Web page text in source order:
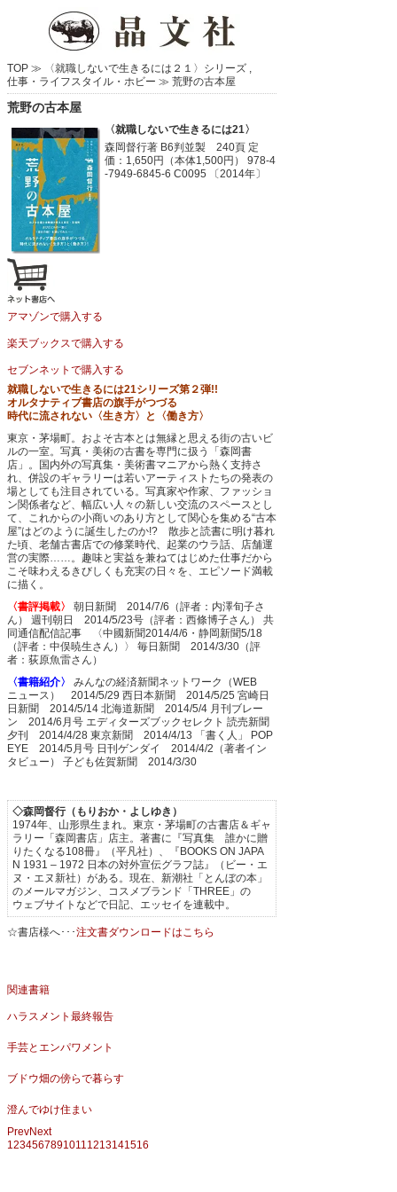
TOP ≫ 〈就職しないで生きるには２１〉シリーズ ,
仕事・ライフスタイル・ホビー ≫ 荒野の古本屋
荒野の古本屋
〈就職しないで生きるには21〉
森岡督行著 B6判並製 240頁 定
価：1,650円（本体1,500円）
978-4
-7949-6845-6 C0095 〔2014年〕
アマゾンで購入する
楽天ブックスで購入する
セブンネットで購入する
就職しないで生きるには21シリーズ第２弾!!
オルタナティブ書店の旗手がつづる
時代に流されない〈生き方〉と〈働き方〉
東京・茅場町。およそ古本とは無縁と思える街の古いビ
ルの一室。写真・美術の古書を専門に扱う「森岡書
店」。国内外の写真集・美術書マニアから熱く支持さ
れ、併設のギャラリーは若いアーティストたちの発表の
場としても注目されている。写真家や作家、ファッショ
ン関係者など、幅広い人々の新しい交流のスペースとし
て、これからの小商いのあり方として関心を集める“古本
屋”はどのように誕生したのか!? 散歩と読書に明け暮れ
た頃、老舗古書店での修業時代、起業のウラ話、店舗運
営の実際……。趣味と実益を兼ねてはじめた仕事だから
こそ味わえるきびしくも充実の日々を、エピソード満載
に描く。
〈書評掲載〉
朝日新聞 2014/7/6（評者：内澤旬子さ
ん）
週刊朝日 2014/5/23号（評者：西條博子さん）
共
同通信配信記事 〈中國新聞2014/4/6・静岡新聞5/18
（評者：中俣暁生さん）〉
毎日新聞 2014/3/30（評
者：荻原魚雷さん）
〈書籍紹介〉
みんなの経済新聞ネットワーク（WEB
ニュース） 2014/5/29 西日本新聞 2014/5/25 宮崎日
日新聞 2014/5/14 北海道新聞 2014/5/4 月刊ブレー
ン 2014/6月号 エディターズブックセレクト 読売新聞
夕刊 2014/4/28 東京新聞 2014/4/13 「書く人」
POP
EYE 2014/5月号 日刊ゲンダイ 2014/4/2（著者イン
タビュー）
子ども佐賀新聞 2014/3/30
◇森岡督行（もりおか・よしゆき）
1974年、山形県生まれ。東京・茅場町の古書店＆ギャ
ラリー「森岡書店」店主。著書に『写真集 誰かに贈
りたくなる108冊』（平凡社）、『BOOKS ON JAPA
N 1931 – 1972 日本の対外宣伝グラフ誌』（ビー・エ
ヌ・エヌ新社）がある。現在、新潮社「とんぼの本」
のメールマガジン、コスメブランド「THREE」の
ウェブサイトなどで日記、エッセイを連載中。
☆書店様へ･･･注文書ダウンロードはこちら
関連書籍
ハラスメント最終報告
手芸とエンパワメント
ブドウ畑の傍らで暮らす
澄んでゆけ住まい
PrevNext
12345678910111213141516